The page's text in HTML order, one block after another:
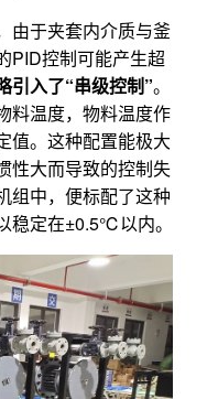
由于夹套内介质与釜
PID控制可能产生超
引入了“串级控制”。
料温度，物料温度作
值。这种配置能极大
性大而导致的控制失
组中，便标配了这种
稳定在±0.5℃以内。